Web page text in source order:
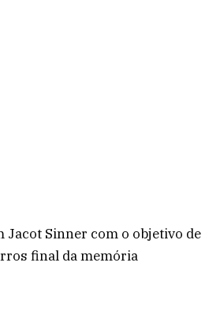
Jacot Sinner com o objetivo de
final da memória